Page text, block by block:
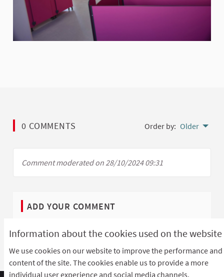
Information about the cookies used on the website
We use cookies on our website to improve the performance and
content of the site. The cookies enable us to provide a more
individual user experience and social media channels.
0 COMMENTS Order by: Older
Comment moderated on 28/10/2024 09:31
ADD YOUR COMMENT
comment.